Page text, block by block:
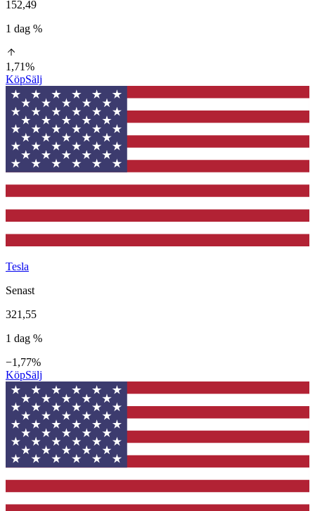
152,49
1 dag %
1,71%
KöpSälj
Tesla
Senast
321,55
1 dag %
−1,77%
KöpSälj